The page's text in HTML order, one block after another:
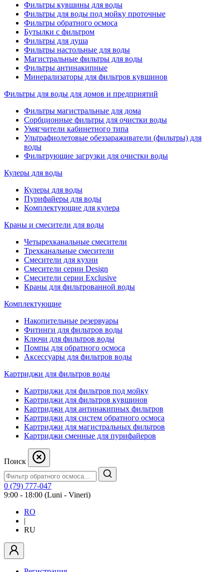
Фильтры кувшины для воды
Фильтры для воды под мойку проточные
Фильтры обратного осмоса
Бутылки с фильтром
Фильтры для душа
Фильтры настольные для воды
Магистральные фильтры для воды
Фильтры антинакипные
Минерализаторы для фильтров кувшинов
Фильтры для воды для домов и предприятий
Фильтры магистральные для дома
Сорбционные фильтры для очистки воды
Умягчители кабинетного типа
Ультрафиолетовые обеззараживатели (фильтры) для
воды
Фильтрующие загрузки для очистки воды
Кулеры для воды
Кулеры для воды
Пурифайеры для воды
Комплектующие для кулера
Краны и смесители для воды
Четырехканальные смесители
Трехканальные смесители
Смесители для кухни
Смесители серии Design
Смесители серии Exclusive
Краны для фильтрованной воды
Комплектующие
Накопительные резервуары
Фитинги для фильтров воды
Ключи для фильтров воды
Помпы для обратного осмоса
Аксессуары для фильтров воды
Картриджи для фильтров воды
Картриджи для фильтров под мойку
Картриджи для фильтров кувшинов
Картриджи для антинакипных фильтров
Картриджи для систем обратного осмоса
Картриджи для магистральных фильтров
Картриджи сменные для пурифайеров
Поиск
0 (79) 777-047
9:00 - 18:00 (Luni - Vineri)
RO
|
RU